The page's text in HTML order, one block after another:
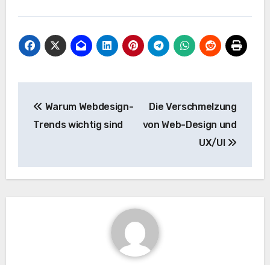
navigation
Warum Webdesign-
Trends wichtig sind
Die Verschmelzung
von Web-Design und
UX/UI